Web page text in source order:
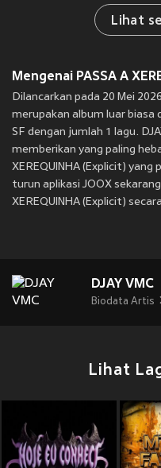
Lihat
Mengenai PASSA A
Dilancarkan pada 20 Mei
merupakan album luar biasa
SF dengan jumlah 1 lagu.
memberikan yang paling
XEREQUINHA (Explicit)
turun aplikasi JOOX
XEREQUINHA (Explicit)
DJAY VMC
Biodata Artis
Lihat